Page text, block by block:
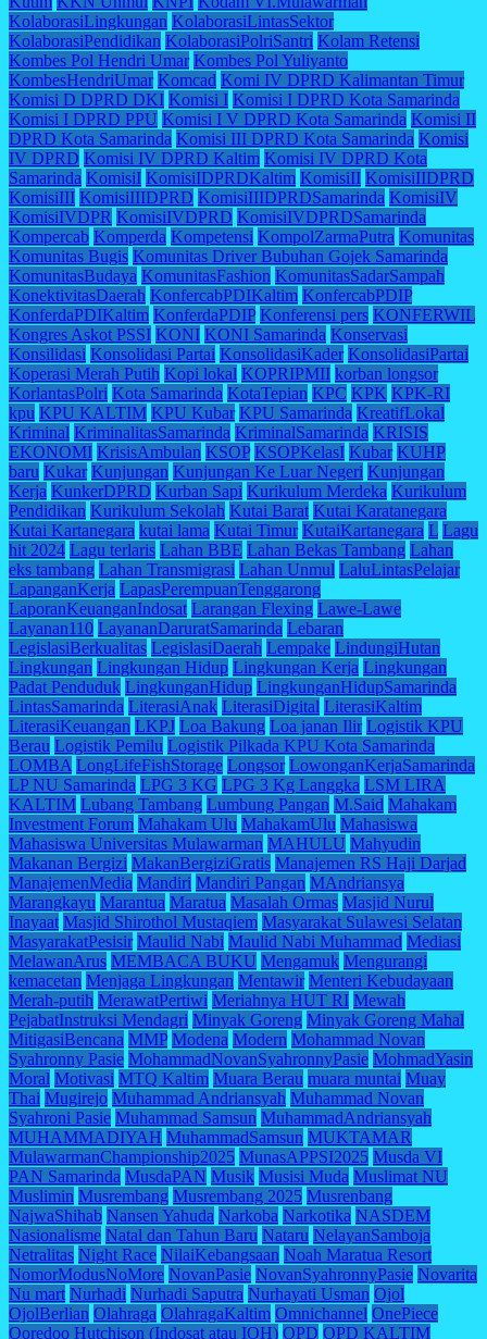
KolaborasiLingkungan KolaborasiLintasSektor
KolaborasiPendidikan KolaborasiPolriSantri Kolam Retensi
Kombes Pol Hendri Umar Kombes Pol Yuliyanto
KombesHendriUmar Komcad Komi IV DPRD Kalimantan Timur
Komisi D DPRD DKI Komisi I Komisi I DPRD Kota Samarinda
Komisi I DPRD PPU Komisi I V DPRD Kota Samarinda Komisi II
DPRD Kota Samarinda Komisi III DPRD Kota Samarinda Komisi
IV DPRD Komisi IV DPRD Kaltim Komisi IV DPRD Kota
Samarinda KomisiI KomisiIDPRDKaltim KomisiII KomisiIIDPRD
KomisiIII KomisiIIIDPRD KomisiIIIDPRDSamarinda KomisiIV
KomisiIVDPR KomisiIVDPRD KomisiIVDPRDSamarinda
Kompercab Komperda Kompetensi KompolZarmaPutra Komunitas
Komunitas Bugis Komunitas Driver Bubuhan Gojek Samarinda
KomunitasBudaya KomunitasFashion KomunitasSadarSampah
KonektivitasDaerah KonfercabPDIKaltim KonfercabPDIP
KonferdaPDIKaltim KonferdaPDIP Konferensi pers KONFERWIL
Kongres Askot PSSI KONI KONI Samarinda Konservasi
Konsilidasi Konsolidasi Partai KonsolidasiKader KonsolidasiPartai
Koperasi Merah Putih Kopi lokal KOPRIPMII korban longsor
KorlantasPolri Kota Samarinda KotaTepian KPC KPK KPK-RI
kpu KPU KALTIM KPU Kubar KPU Samarinda KreatifLokal
Kriminal KriminalitasSamarinda KriminalSamarinda KRISIS
EKONOMI KrisisAmbulan KSOP KSOPKelasI Kubar KUHP
baru Kukar Kunjungan Kunjungan Ke Luar Negeri Kunjungan
Kerja KunkerDPRD Kurban Sapi Kurikulum Merdeka Kurikulum
Pendidikan Kurikulum Sekolah Kutai Barat Kutai Karatanegara
Kutai Kartanegara kutai lama Kutai Timur KutaiKartanegara L Lagu
hit 2024 Lagu terlaris Lahan BBE Lahan Bekas Tambang Lahan
eks tambang Lahan Transmigrasi Lahan Unmul LaluLintasPelajar
LapanganKerja LapasPerempuanTenggarong
LaporanKeuanganIndosat Larangan Flexing Lawe-Lawe
Layanan110 LayananDaruratSamarinda Lebaran
LegislasiBerkualitas LegislasiDaerah Lempake LindungiHutan
Lingkungan Lingkungan Hidup Lingkungan Kerja Lingkungan
Padat Penduduk LingkunganHidup LingkunganHidupSamarinda
LintasSamarinda LiterasiAnak LiterasiDigital LiterasiKaltim
LiterasiKeuangan LKPJ Loa Bakung Loa janan Ilir Logistik KPU
Berau Logistik Pemilu Logistik Pilkada KPU Kota Samarinda
LOMBA LongLifeFishStorage Longsor LowonganKerjaSamarinda
LP NU Samarinda LPG 3 KG LPG 3 Kg Langgka LSM LIRA
KALTIM Lubang Tambang Lumbung Pangan M.Said Mahakam
Investment Forum Mahakam Ulu MahakamUlu Mahasiswa
Mahasiswa Universitas Mulawarman MAHULU Mahyudin
Makanan Bergizi MakanBergiziGratis Manajemen RS Haji Darjad
ManajemenMedia Mandiri Mandiri Pangan MAndriansya
Marangkayu Marantua Maratua Masalah Ormas Masjid Nurul
Inayaat Masjid Shirothol Mustaqiem Masyarakat Sulawesi Selatan
MasyarakatPesisir Maulid Nabi Maulid Nabi Muhammad Mediasi
MelawanArus MEMBACA BUKU Mengamuk Mengurangi
kemacetan Menjaga Lingkungan Mentawir Menteri Kebudayaan
Merah-putih MerawatPertiwi Meriahnya HUT RI Mewah
PejabatInstruksi Mendagri Minyak Goreng Minyak Goreng Mahal
MitigasiBencana MMP Modena Modern Mohammad Novan
Syahronny Pasie MohammadNovanSyahronnyPasie MohmadYasin
Moral Motivasi MTQ Kaltim Muara Berau muara muntai Muay
Thai Mugirejo Muhammad Andriansyah Muhammad Novan
Syahroni Pasie Muhammad Samsun MuhammadAndriansyah
MUHAMMADIYAH MuhammadSamsun MUKTAMAR
MulawarmanChampionship2025 MunasAPPSI2025 Musda VI
PAN Samarinda MusdaPAN Musik Musisi Muda Muslimat NU
Muslimin Musrembang Musrembang 2025 Musrenbang
NajwaShihab Nansen Yahuda Narkoba Narkotika NASDEM
Nasionalisme Natal dan Tahun Baru Nataru NelayanSamboja
Netralitas Night Race NilaiKebangsaan Noah Maratua Resort
NomorModusNoMore NovanPasie NovanSyahronnyPasie Novarita
Nu mart Nurhadi Nurhadi Saputra Nurhayati Usman Ojol
OjolBerlian Olahraga OlahragaKaltim Omnichannel OnePiece
Ooredoo Hutchison (Indosat atau IOH) OPD OPD KALTIM